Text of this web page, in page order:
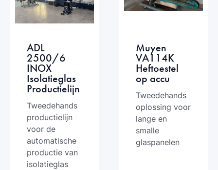
ADL
2500/6
INOX
Isolatieglas
Productielijn
Tweedehands
productielijn
voor de
automatische
productie van
isolatieglas
Muyen
VA114K
Heftoestel
op accu
Tweedehands
oplossing voor
lange en
smalle
glaspanelen